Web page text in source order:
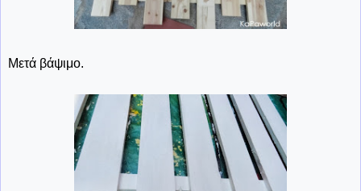
Μετά βάψιμο.